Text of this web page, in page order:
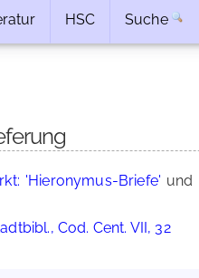
HSC Suche
'Hieronymus-Briefe' und
Cod. Cent. VII, 32